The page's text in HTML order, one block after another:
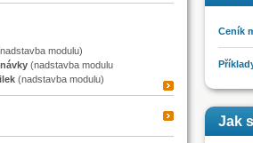
modulu)
(nadstavba modulu
(nadstavba modulu)
Ceník
Jak